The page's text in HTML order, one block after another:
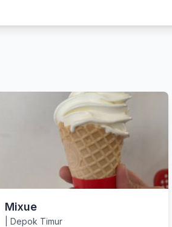
Mixue
Depok Timur